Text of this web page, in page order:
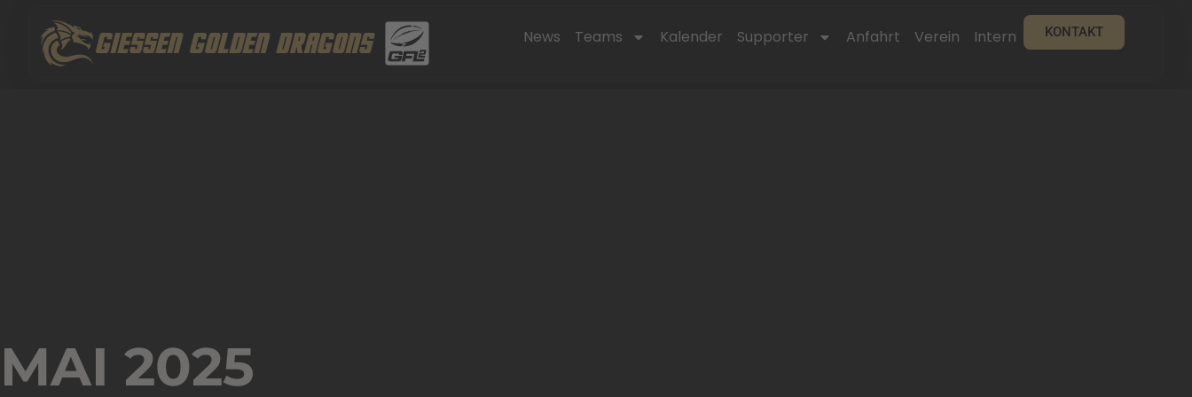
springen
GIESSEN GOLDEN DRAGONS News Teams Kalender Supporter Anfahrt Verein Intern KONTAKT
MAI 2025